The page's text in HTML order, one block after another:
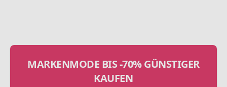
MARKENMODE BIS -70% GÜNSTIGER
KAUFEN